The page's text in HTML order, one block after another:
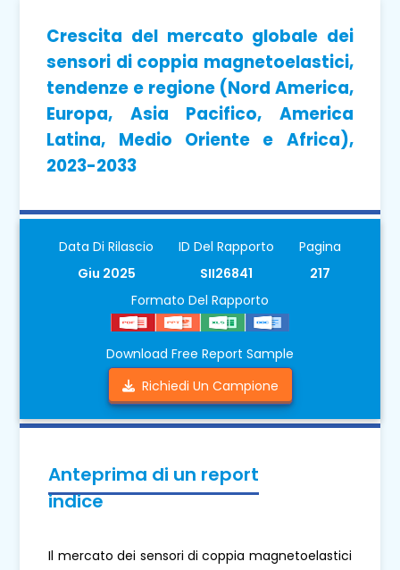
Crescita del mercato globale dei
sensori di coppia magnetoelastici,
tendenze e regione (Nord America,
Europa, Asia Pacifico, America
Latina, Medio Oriente e Africa),
2023-2033
Data Di Rilascio
Giu 2025
ID Del Rapporto
SII26841
Pagina
217
Formato Del Rapporto
Download Free Report Sample
Richiedi Un Campione
Anteprima di un report
indice
Il mercato dei sensori di coppia magnetoelastici